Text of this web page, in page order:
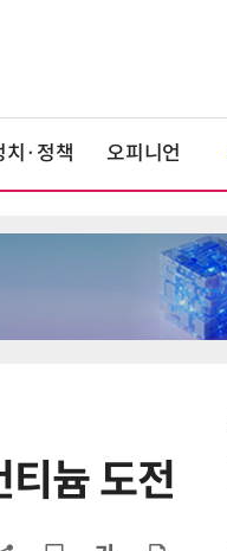
치·정책 오피니언
늄 도전
델 '해킹 등 사이버